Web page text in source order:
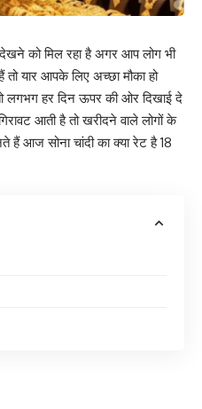
को मिल रहा है अगर आप लोग भी
तो यार आपके लिए अच्छा मौका हो
लगभग हर दिन ऊपर की ओर दिखाई दे
आती है तो खरीदने वाले लोगों के
हैं आज सोना चांदी का क्या रेट है 18